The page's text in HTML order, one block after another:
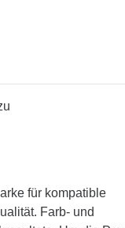
für kompatible
Farb- und